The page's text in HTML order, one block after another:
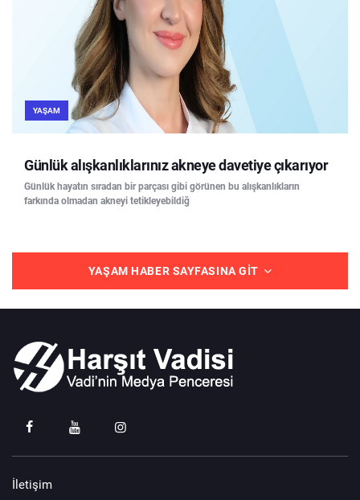
YAŞAM
Günlük alışkanlıklarınız akneye davetiye çıkarıyor
Günlük hayatın sıradan bir parçası gibi görünen bu alışkanlıkların
farkında olmadan akneyi tetikleyebildiğ
YAŞAM HABER SAYFASINA GIT
İletişim